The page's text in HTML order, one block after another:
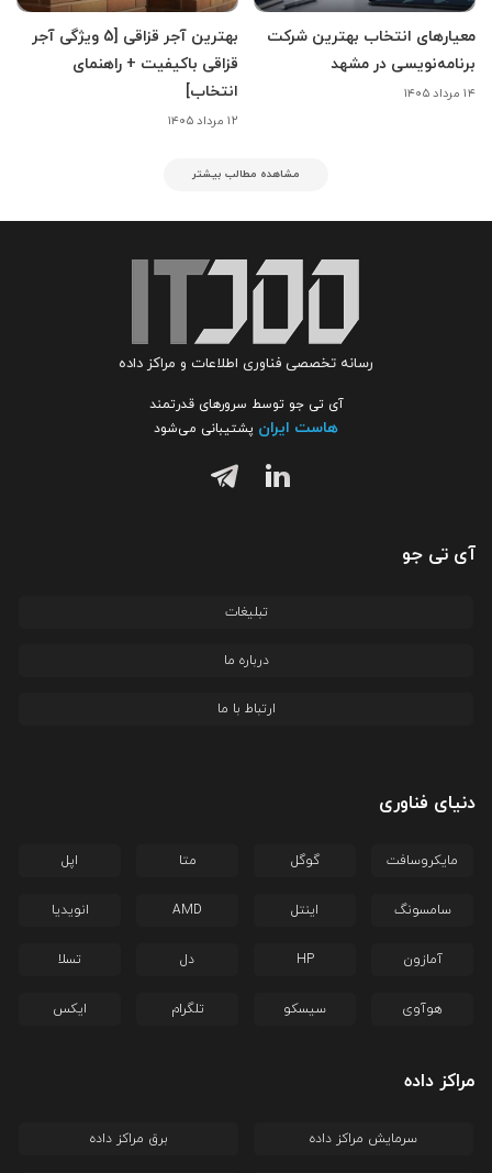
معیارهای انتخاب بهترین شرکت
برنامه‌نویسی در مشهد
۱۴ مرداد ۱۴۰۵
بهترین آجر قزاقی [5 ویژگی آجر
قزاقی باکیفیت + راهنمای
انتخاب]
۱۲ مرداد ۱۴۰۵
مشاهده مطالب بیشتر
رسانه تخصصی فناوری اطلاعات و مراکز داده
آی تی جو توسط سرورهای قدرتمند
هاست ایران پشتیبانی می‌شود
آی تی جو
تبلیغات
درباره ما
ارتباط با ما
دنیای فناوری
مایکروسافت گوگل متا اپل
سامسونگ اینتل AMD انویدیا
آمازون HP دل تسلا
هوآوی سیسکو تلگرام ایکس
مراکز داده
سرمایش مراکز داده برق مراکز داده